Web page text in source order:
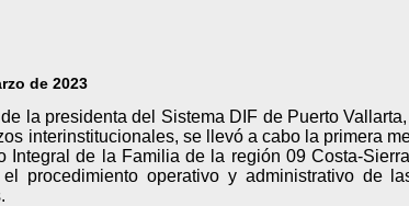
de 2023
la presidenta del Sistema DIF de Puerto
interinstitucionales, se llevó a cabo la primera
Integral de la Familia de la región 09 Costa-
procedimiento operativo y administrativo de